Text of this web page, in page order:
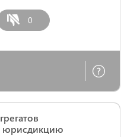
0
юрисдикцию